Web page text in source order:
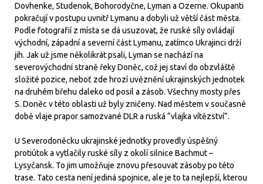
Dovhenke, Studenok, Bohorodyčne, Lyman a Ozerne. Okupanti
pokračují v postupu uvnitř Lymanu a dobyli už větší část města.
Podle fotografií z místa se dá usuzovat, že ruské síly ovládají
východní, západní a severní část Lymanu, zatímco Ukrajinci drží
jih. Jak už jsme několikrát psali, Lyman se nachází na
severovýchodní straně řeky Doněc, což jej staví do obzvláště
složité pozice, neboť zde hrozí uvěznění ukrajinských jednotek
na druhém břehu daleko od posil a zásob. Všechny mosty přes
S. Doněc v této oblasti už byly zničeny. Nad městem v současné
době vlaje prapor samozvané DLR a ruská “vlajka vítězství”.
U Severodoněcku ukrajinské jednotky provedly úspěšný
protiútok a vytlačily ruské síly z okolí silnice Bachmut –
Lysyčansk. To jim umožňuje znovu přesouvat zásoby po této
trase. Tato cesta není jediná spojnice, ale je to ta nejlepší, kterou